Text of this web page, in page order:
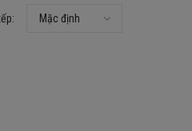
Mặc định